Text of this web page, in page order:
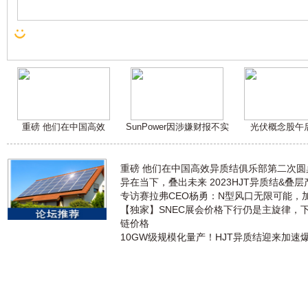
重磅 他们在中国高效 SunPower因涉嫌财报不实 光伏概念股午
重磅 他们在中国高效异质结俱乐部第二次
异在当下，叠出未来 2023HJT异质结&叠层
专访赛拉弗CEO杨勇：N型风口无限可能，
【独家】SNEC展会价格下行仍是主旋律，
链价格
10GW级规模化量产！HJT异质结迎来加速